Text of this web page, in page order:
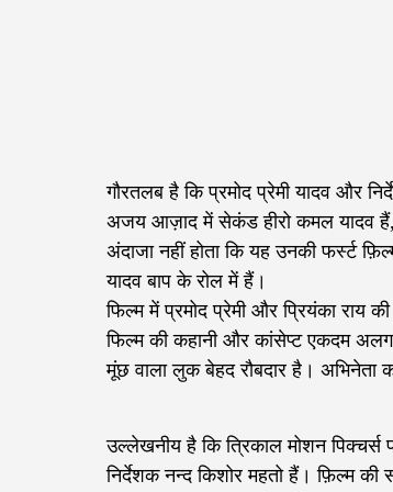
गौरतलब है कि प्रमोद प्रेमी यादव और
अजय आज़ाद में सेकंड हीरो कमल यादव हैं,
अंदाजा नहीं होता कि यह उनकी फर्स्ट
यादव बाप के रोल में हैं।
फिल्म में प्रमोद प्रेमी और प्रियंका राय
फिल्म की कहानी और कांसेप्ट एकदम
मूंछ वाला लुक बेहद रौबदार है।
उल्लेखनीय है कि त्रिकाल मोशन पिक्चर्स
निर्देशक नन्द किशोर महतो हैं। फ़िल्म की